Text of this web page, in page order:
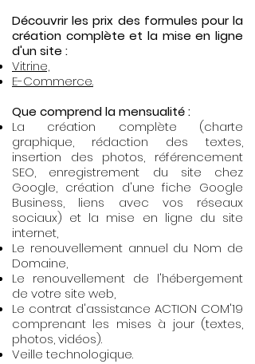
Découvrir les prix des formules pour la
création complète et la mise en ligne
d'un site :
Vitrine,
E-Commerce.
Que comprend la mensualité :
La création complète (charte
graphique, rédaction des textes,
insertion des photos, référencement
SEO, enregistrement du site chez
Google, création d'une fiche Google
Business, liens avec vos réseaux
sociaux) et la mise en ligne du site
internet,
Le renouvellement annuel du Nom de
Domaine,
Le renouvellement de l'hébergement
de votre site web,
Le contrat d'assistance ACTION COM'19
comprenant les mises à jour (textes,
photos, vidéos).
Veille technologique.